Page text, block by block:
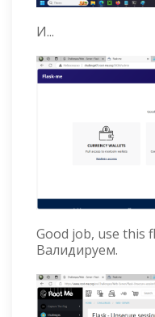
И...
Good job, use this
Валидируем.